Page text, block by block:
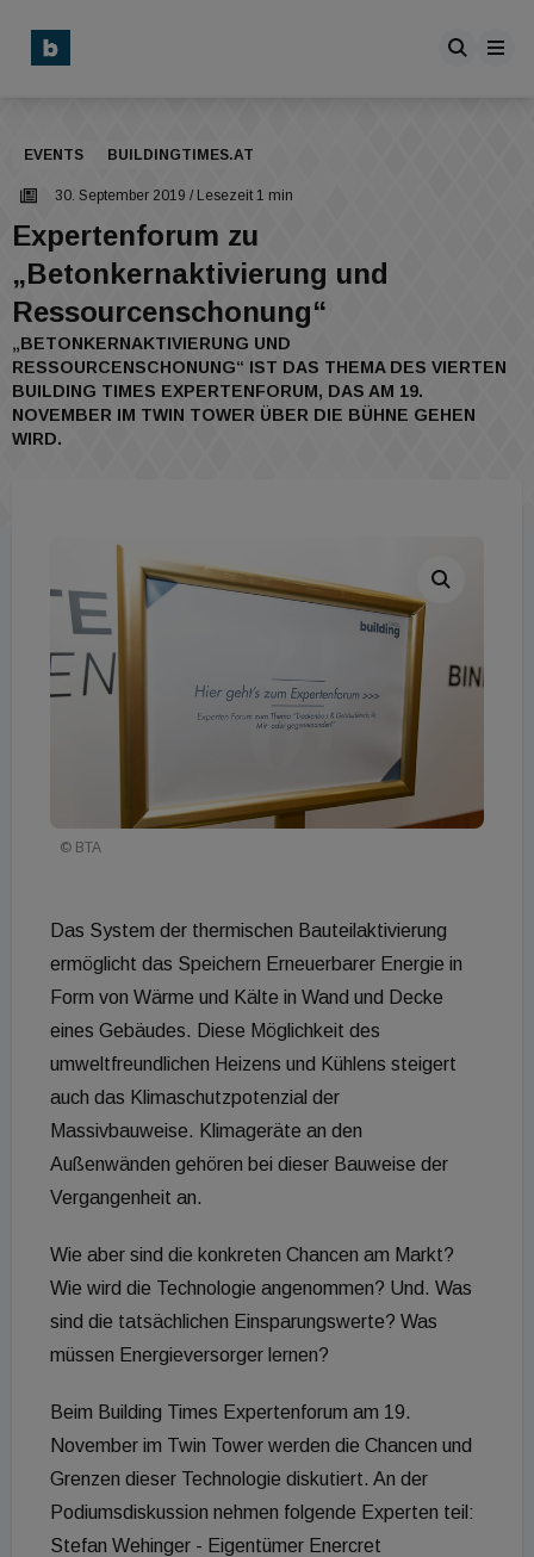
EVENTS BUILDINGTIMES.AT
30. September 2019 / Lesezeit 1 min
Expertenforum zu
„Betonkernaktivierung und
Ressourcenschonung“
„BETONKERNAKTIVIERUNG UND
RESSOURCENSCHONUNG“ IST DAS THEMA DES VIERTEN
BUILDING TIMES EXPERTENFORUM, DAS AM 19.
NOVEMBER IM TWIN TOWER ÜBER DIE BÜHNE GEHEN
WIRD.
© BTA
Das System der thermischen Bauteilaktivierung
ermöglicht das Speichern Erneuerbarer Energie in
Form von Wärme und Kälte in Wand und Decke
eines Gebäudes. Diese Möglichkeit des
umweltfreundlichen Heizens und Kühlens steigert
auch das Klimaschutzpotenzial der
Massivbauweise. Klimageräte an den
Außenwänden gehören bei dieser Bauweise der
Vergangenheit an.
Wie aber sind die konkreten Chancen am Markt?
Wie wird die Technologie angenommen? Und. Was
sind die tatsächlichen Einsparungswerte? Was
müssen Energieversorger lernen?
Beim Building Times Expertenforum am 19.
November im Twin Tower werden die Chancen und
Grenzen dieser Technologie diskutiert. An der
Podiumsdiskussion nehmen folgende Experten teil:
Stefan Wehinger - Eigentümer Enercret